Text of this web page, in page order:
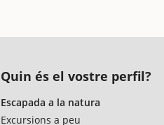
Quin és el vostre perfil?
Escapada a la natura
Excursions a peu